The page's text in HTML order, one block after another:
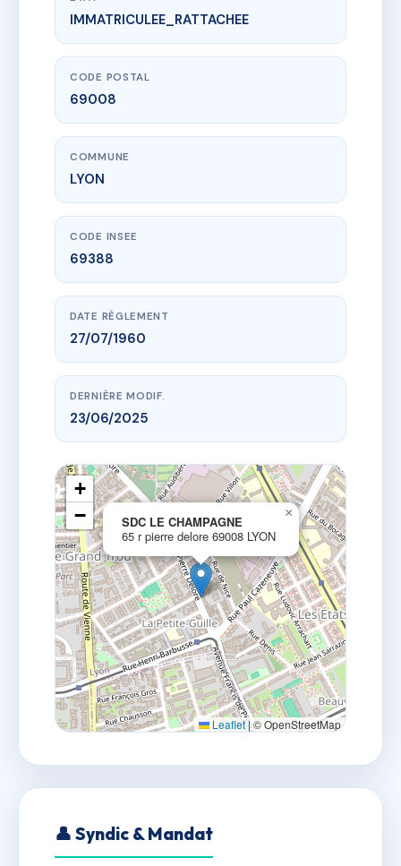
www.vme.plus/AB0051730
SDC LE CHAMPAGNE
65 r pierre delore
IMMATRICULEE_RATTACHEE
CODE POSTAL
69008
COMMUNE
LYON
CODE INSEE
69388
DATE RÈGLEMENT
27/07/1960
DERNIÈRE MODIF.
23/06/2025
SDC LE CHAMPAGNE
65 r pierre delore 69008 LYON
×
+
−
Leaflet|© OpenStreetMap
👤 Syndic & Mandat